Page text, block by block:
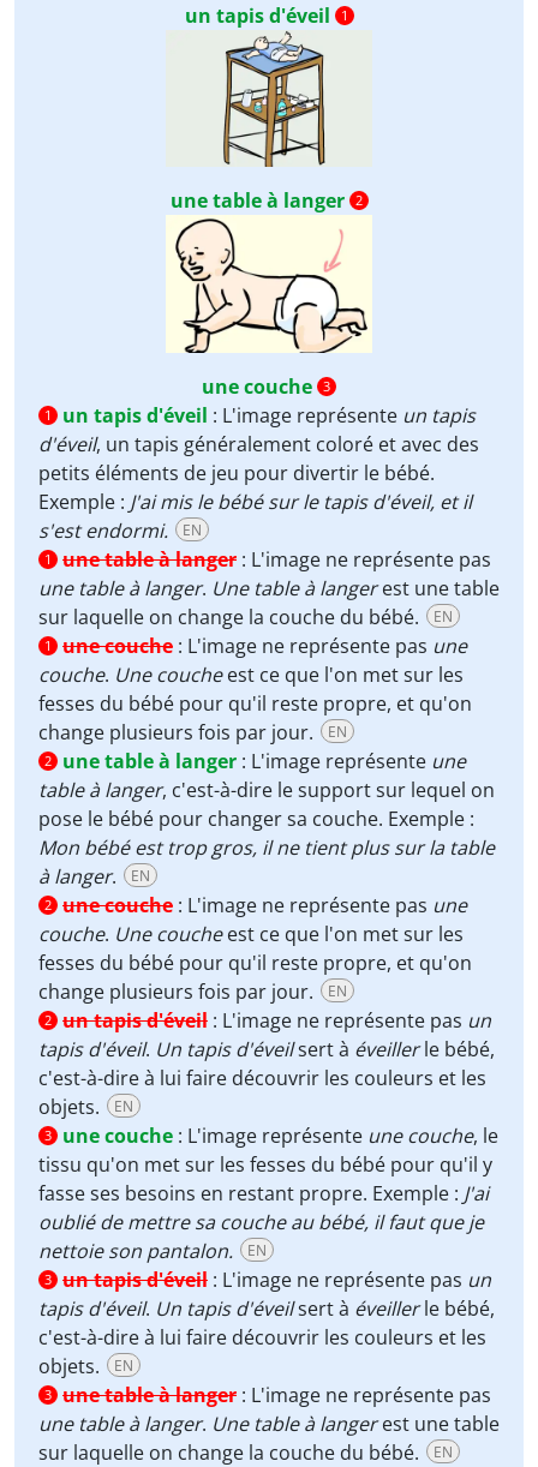
un tapis d'éveil 1
une table à langer 2
une couche 3
1
un tapis d'éveil : L'image représente un tapis
d'éveil, un tapis généralement coloré et avec des
petits éléments de jeu pour divertir le bébé.
Exemple : J'ai mis le bébé sur le tapis d'éveil, et il
s'est endormi.
EN
1 une table à langer : L'image ne représente pas
une table à langer. Une table à langerest une table
sur laquelle on change la couche du bébé.
EN
1 une couche : L'image ne représente pas une
couche. Une coucheest ce que l'on met sur les
fesses du bébé pour qu'il reste propre, et qu'on
change plusieurs fois par jour.
EN
2 une table à langer : L'image représente une
table à langer, c'est-à-dire le support sur lequel on
pose le bébé pour changer sa couche. Exemple :
Mon bébé est trop gros, il ne tient plus sur la table
à langer. EN
2 une couche : L'image ne représente pas une
couche. Une coucheest ce que l'on met sur les
fesses du bébé pour qu'il reste propre, et qu'on
change plusieurs fois par jour.
EN
2 un tapis d'éveil : L'image ne représente pas un
tapis d'éveil. Un tapis d'éveilsert à éveillerle bébé,
c'est-à-dire à lui faire découvrir les couleurs et les
objets.
EN
3 une couche : L'image représente une couche, le
tissu qu'on met sur les fesses du bébé pour qu'il y
fasse ses besoins en restant propre. Exemple : J'ai
oublié de mettre sa couche au bébé, il faut que je
nettoie son pantalon.
EN
3 un tapis d'éveil : L'image ne représente pas un
tapis d'éveil. Un tapis d'éveilsert à éveillerle bébé,
c'est-à-dire à lui faire découvrir les couleurs et les
objets.
EN
3 une table à langer : L'image ne représente pas
une table à langer. Une table à langerest une table
sur laquelle on change la couche du bébé.
EN